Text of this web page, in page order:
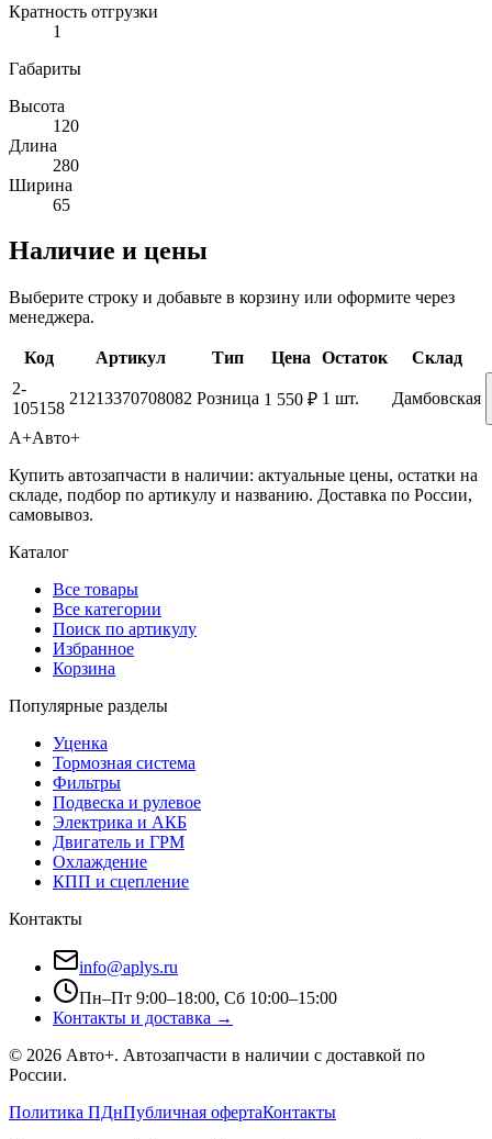
Кратность отгрузки
1
Габариты
Высота
120
Длина
280
Ширина
65
Наличие и цены
Выберите строку и добавьте в корзину или оформите через
менеджера.
Код Артикул Тип Цена Остаток
Склад
2-
105158
21213370708082 Розница 1 550 ₽ 1 шт. Дамбовская
А+Авто+
Купить автозапчасти в наличии: актуальные цены, остатки на
складе, подбор по артикулу и названию. Доставка по России,
самовывоз.
Каталог
Все товары
Все категории
Поиск по артикулу
Избранное
Корзина
Популярные разделы
Уценка
Тормозная система
Фильтры
Подвеска и рулевое
Электрика и АКБ
Двигатель и ГРМ
Охлаждение
КПП и сцепление
Контакты
info@aplys.ru
Пн–Пт 9:00–18:00, Сб 10:00–15:00
Контакты и доставка →
© 2026 Авто+. Автозапчасти в наличии с доставкой по
России.
Политика ПДнПубличная офертаКонтакты